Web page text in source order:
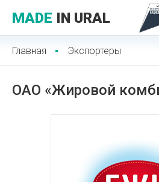
MADE IN URAL
Главная Экспортеры
ОАО «Жировой